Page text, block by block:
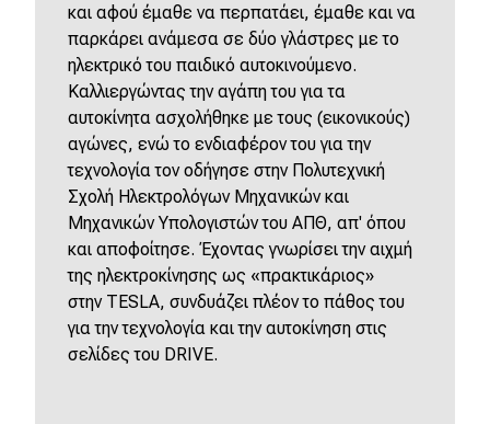
και αφού έμαθε να περπατάει, έμαθε και να
παρκάρει ανάμεσα σε δύο γλάστρες με το
ηλεκτρικό του παιδικό αυτοκινούμενο.
Καλλιεργώντας την αγάπη του για τα
αυτοκίνητα ασχολήθηκε με τους (εικονικούς)
αγώνες, ενώ το ενδιαφέρον του για την
τεχνολογία τον οδήγησε στην Πολυτεχνική
Σχολή Ηλεκτρολόγων Μηχανικών και
Μηχανικών Υπολογιστών του ΑΠΘ, απ' όπου
και αποφοίτησε. Έχοντας γνωρίσει την αιχμή
της ηλεκτροκίνησης ως «πρακτικάριος»
στην TESLA, συνδυάζει πλέον το πάθος του
για την τεχνολογία και την αυτοκίνηση στις
σελίδες του DRIVE.